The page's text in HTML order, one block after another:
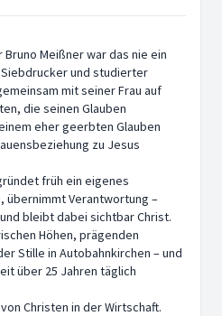
Meißner war das nie ein
und studierter
mit seiner Frau auf
die seinen Glauben
eher geerbten Glauben
zu Jesus
früh ein eigenes
übernimmt Verantwortung –
bleibt dabei sichtbar Christ.
Höhen, prägenden
Stille in Autobahnkirchen – und
über 25 Jahren täglich
Christen in der Wirtschaft.